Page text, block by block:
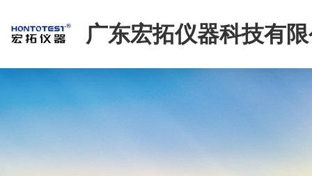
广东宏拓仪器科技有